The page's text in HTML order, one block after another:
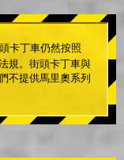
卡丁車仍然按照
規。街頭卡丁車與
不提供馬里奧系列